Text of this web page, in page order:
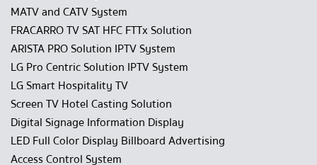
MATV and CATV System
FRACARRO TV SAT HFC FTTx Solution
ARISTA PRO Solution IPTV System
LG Pro Centric Solution IPTV System
LG Smart Hospitality TV
Screen TV Hotel Casting Solution
Digital Signage Information Display
LED Full Color Display Billboard Advertising
Access Control System